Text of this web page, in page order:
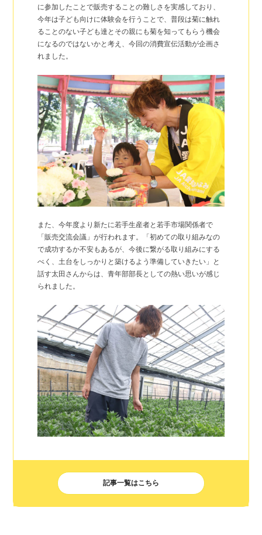
に参加したことで販売することの難しさを実感しており、
今年は子ども向けに体験会を行うことで、普段は菊に触れ
ることのない子ども達とその親にも菊を知ってもらう機会
になるのではないかと考え、今回の消費宣伝活動が企画さ
れました。
また、今年度より新たに若手生産者と若手市場関係者で
「販売交流会議」が行われます。「初めての取り組みなの
で成功するか不安もあるが、今後に繋がる取り組みにする
べく、土台をしっかりと築けるよう準備していきたい」と
話す太田さんからは、青年部部長としての熱い思いが感じ
られました。
記事一覧はこちら